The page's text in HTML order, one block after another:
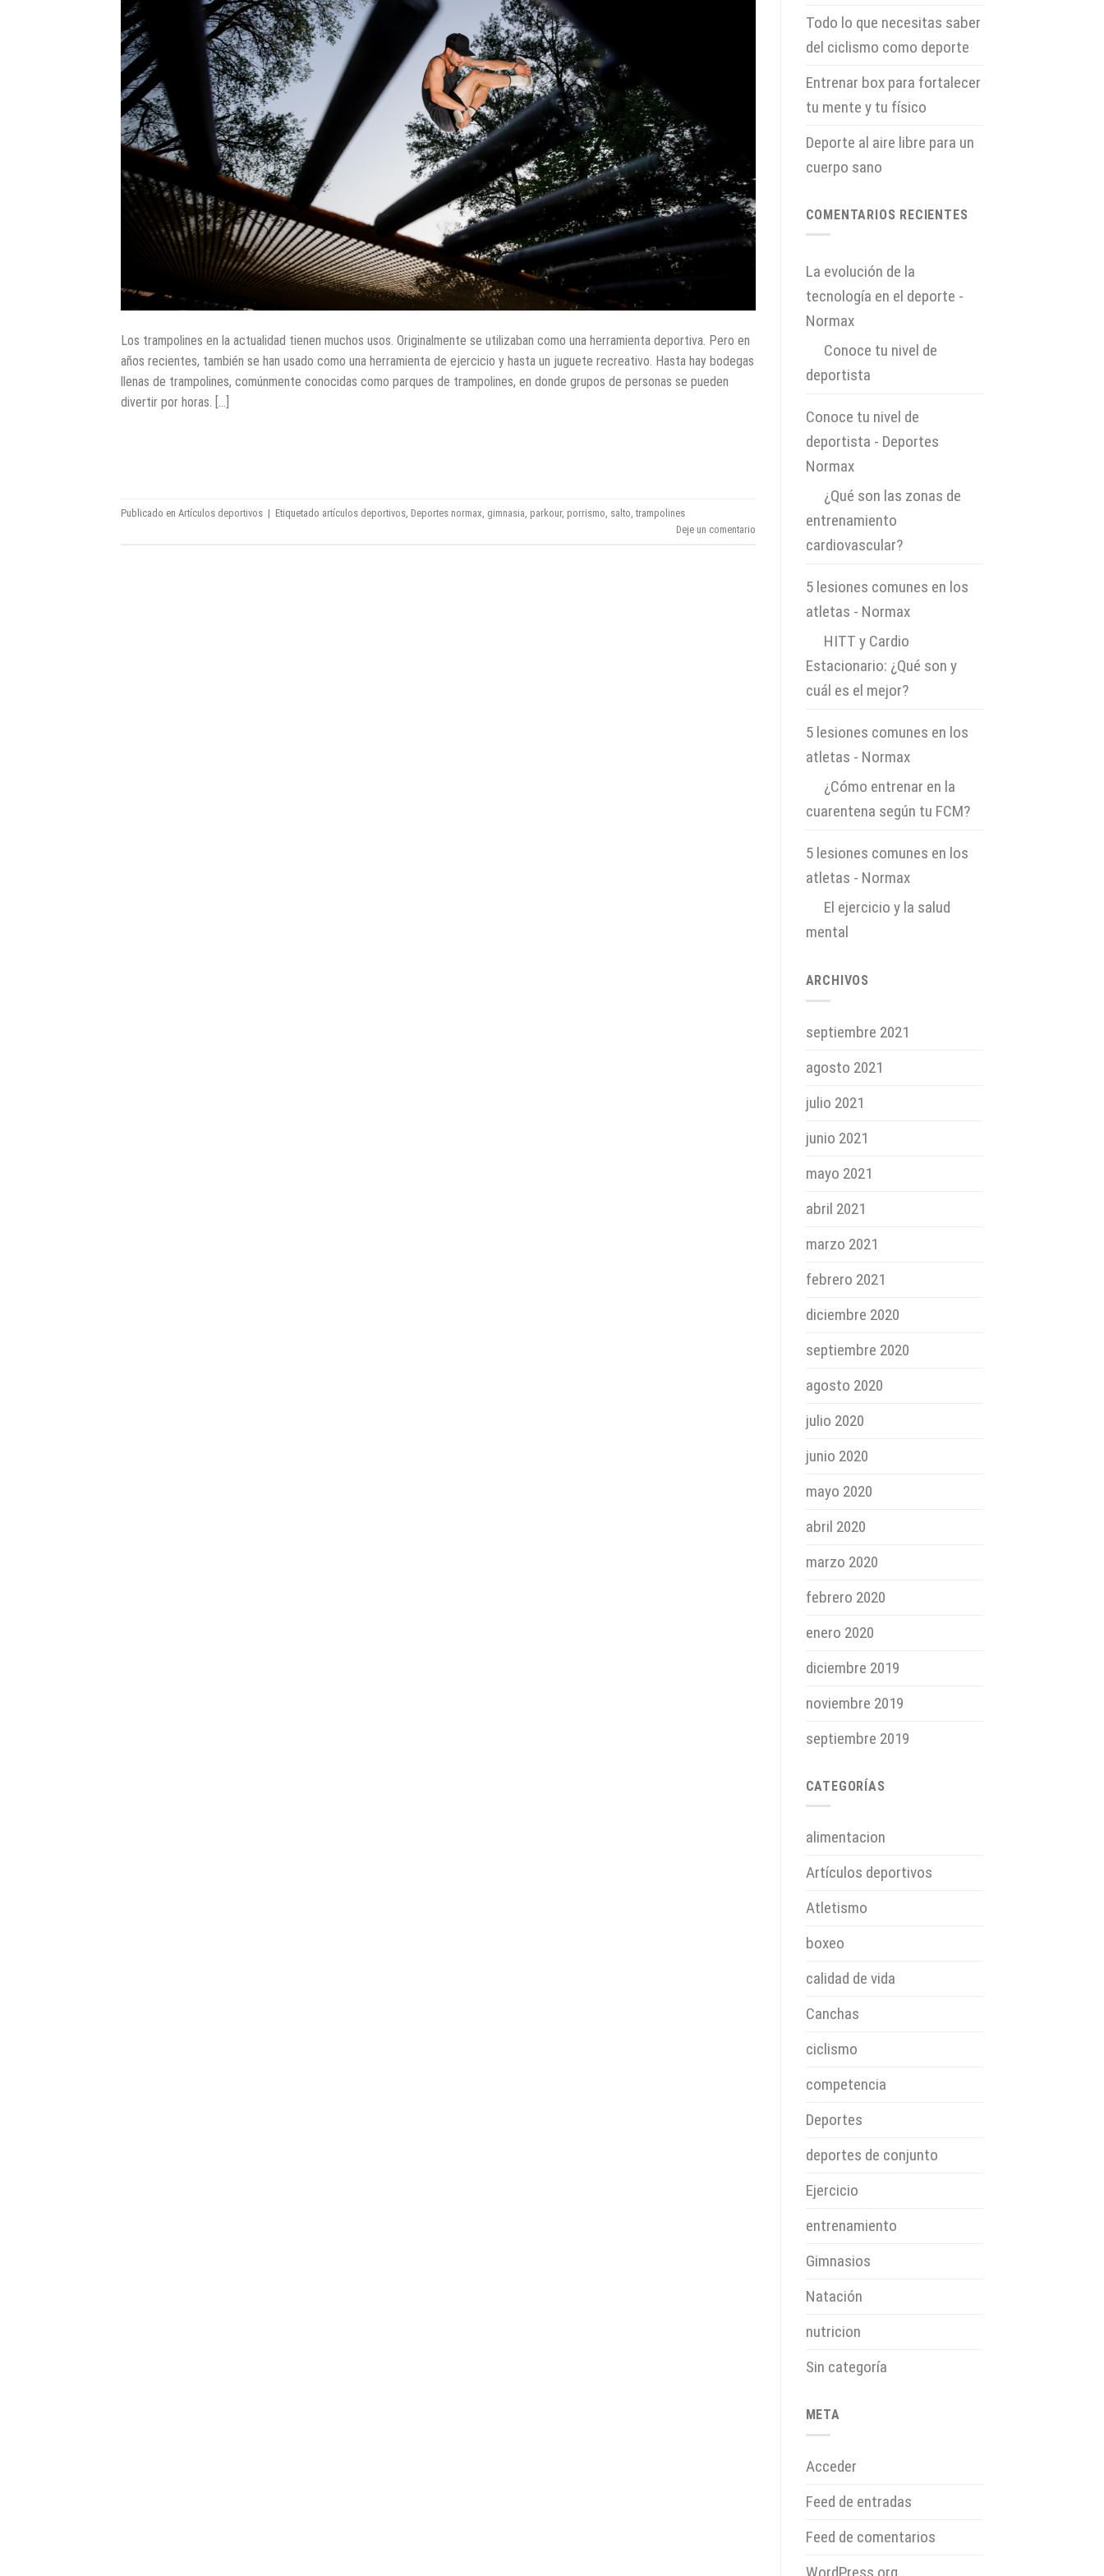
Los trampolines en la actualidad tienen muchos usos. Originalmente se utilizaban como una herramienta deportiva. Pero en
años recientes, también se han usado como una herramienta de ejercicio y hasta un juguete recreativo. Hasta hay bodegas
llenas de trampolines, comúnmente conocidas como parques de trampolines, en donde grupos de personas se pueden
divertir por horas. […]
Publicado en Artículos deportivos | Etiquetado artículos deportivos Deportes normax gimnasia parkour, porrismo salto trampolines
Deje un comentario
Todo lo que necesitas saber
del ciclismo como deporte
Entrenar box para fortalecer
tu mente y tu físico
Deporte al aire libre para un
cuerpo sano
COMENTARIOS RECIENTES
La evolución de la
tecnología en el deporte -
Normax
Conoce tu nivel de
deportista
Conoce tu nivel de
deportista - Deportes
Normax
¿Qué son las zonas de
entrenamiento
cardiovascular?
5 lesiones comunes en los
atletas - Normax
HITT y Cardio
Estacionario: ¿Qué son y
cuál es el mejor?
5 lesiones comunes en los
atletas - Normax
¿Cómo entrenar en la
cuarentena según tu FCM?
5 lesiones comunes en los
atletas - Normax
El ejercicio y la salud
mental
ARCHIVOS
septiembre 2021
agosto 2021
julio 2021
junio 2021
mayo 2021
abril 2021
marzo 2021
febrero 2021
diciembre 2020
septiembre 2020
agosto 2020
julio 2020
junio 2020
mayo 2020
abril 2020
marzo 2020
febrero 2020
enero 2020
diciembre 2019
noviembre 2019
septiembre 2019
CATEGORÍAS
alimentacion
Artículos deportivos
Atletismo
boxeo
calidad de vida
Canchas
ciclismo
competencia
Deportes
deportes de conjunto
Ejercicio
entrenamiento
Gimnasios
Natación
nutricion
Sin categoría
META
Acceder
Feed de entradas
Feed de comentarios